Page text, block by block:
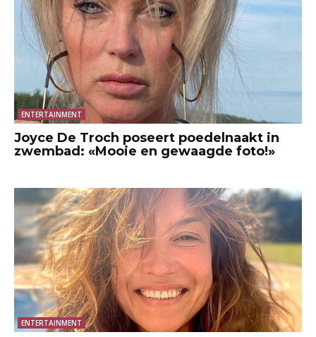
ENTERTAINMENT
Joyce De Troch poseert poedelnaakt in
zwembad: «Mooie en gewaagde foto!»
ENTERTAINMENT